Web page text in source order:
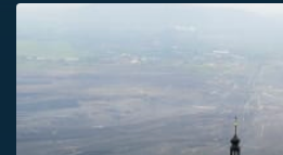
Témata
Pořady